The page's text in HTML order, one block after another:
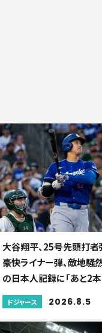
大谷翔平、25号先頭打者
豪快ライナー弾、敵地騒
の日本人記録に「あと2本
ドジャース 2026.8.5